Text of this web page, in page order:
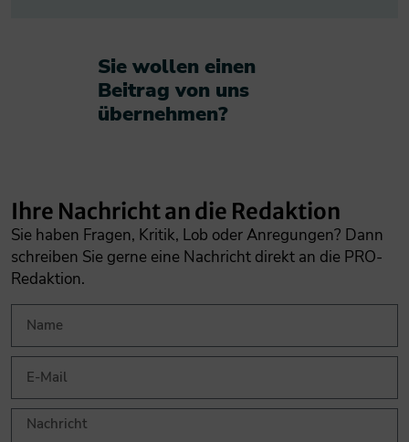
Sie wollen einen
Beitrag von uns
übernehmen?​
Ihre Nachricht an die Redaktion
Sie haben Fragen, Kritik, Lob oder Anregungen? Dann
schreiben Sie gerne eine Nachricht direkt an die PRO-
Redaktion.